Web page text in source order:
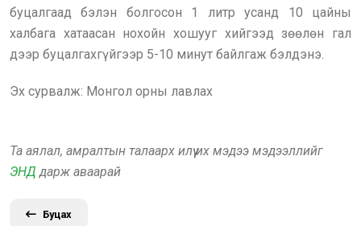
буцалгаад бэлэн болгосон 1 литр усанд 10 цайны
халбага хатаасан нохойн хошууг хийгээд зөөлөн гал
дээр буцалгахгүйгээр 5-10 минут байлгаж бэлдэнэ.
Эх сурвалж: Монгол орны лавлах
Та аялал, амралтын талаарх илүү их мэдээ мэдээллийг
ЭНД дарж аваарай
Буцах